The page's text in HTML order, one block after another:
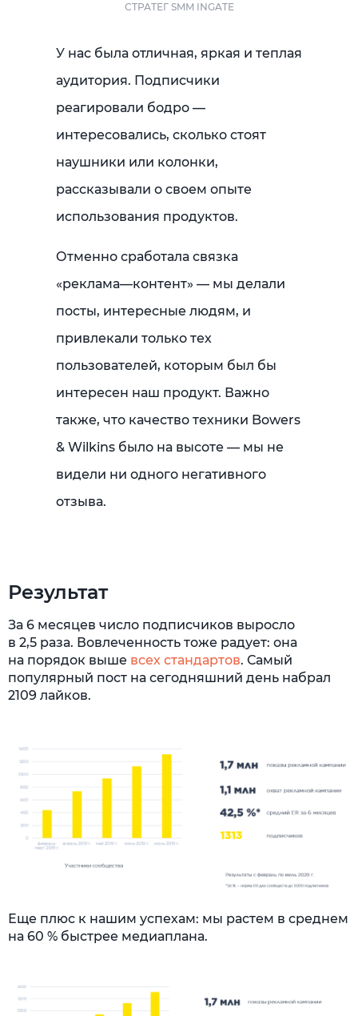
СТРАТЕГ SMM INGATE
У нас была отличная, яркая и теплая
аудитория. Подписчики
реагировали бодро —
интересовались, сколько стоят
наушники или колонки,
рассказывали о своем опыте
использования продуктов.
Отменно сработала связка
«реклама—контент» — мы делали
посты, интересные людям, и
привлекали только тех
пользователей, которым был бы
интересен наш продукт. Важно
также, что качество техники Bowers
& Wilkins было на высоте — мы не
видели ни одного негативного
отзыва.
Результат
За 6 месяцев число подписчиков выросло
в 2,5 раза. Вовлеченность тоже радует: она
на порядок выше всех стандартов. Самый
популярный пост на сегодняшний день набрал
2109 лайков.
Еще плюс к нашим успехам: мы растем в среднем
на 60 % быстрее медиаплана.